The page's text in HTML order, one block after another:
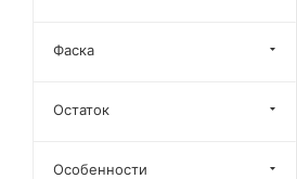
Фаска
Остаток
Особенности